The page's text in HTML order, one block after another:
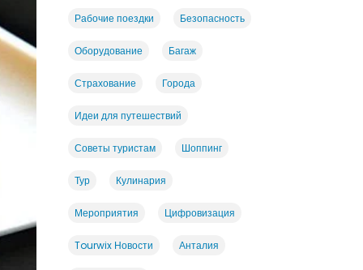
Рабочие поездки Безопасность
Оборудование Багаж
Страхование Города
Идеи для путешествий
Советы туристам Шоппинг
Тур Кулинария
Мероприятия Цифровизация
Tourwix Новости Анталия